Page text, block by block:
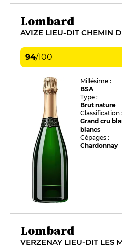
Lombard
AVIZE LIEU-DIT CHEMIN
94/100
Millésime :
BSA
Type :
Brut nature
Classification :
Grand cru
blancs
Cépages :
Chardonnay
Lombard
VERZENAY LIEU-DIT LES